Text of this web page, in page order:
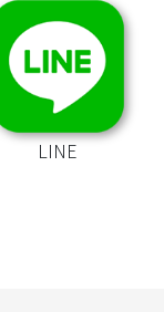
LINE